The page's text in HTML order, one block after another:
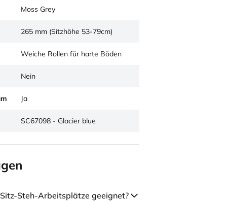
Moss Grey
265 mm (Sitzhöhe 53-79cm)
Weiche Rollen für harte Böden
Nein
Ja
SC67098 - Glacier blue
Steh-Arbeitsplätze geeignet?